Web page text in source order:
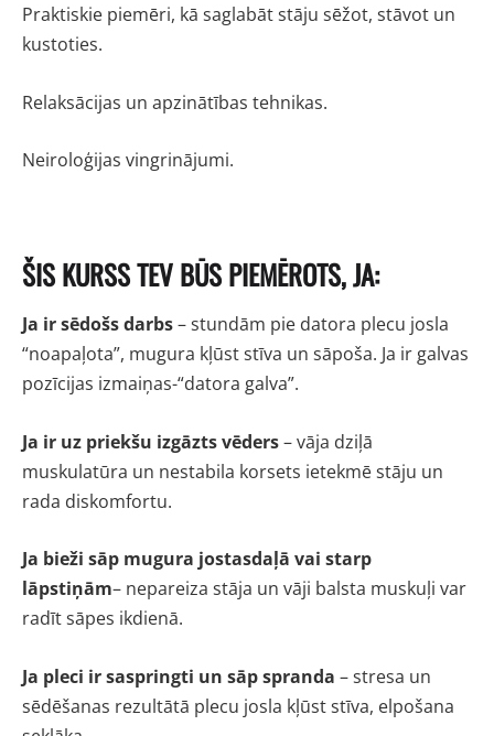
Praktiskie piemēri, kā saglabāt stāju sēžot, stāvot un
kustoties.
Relaksācijas un apzinātības tehnikas.
Neiroloģijas vingrinājumi.
ŠIS KURSS TEV BŪS PIEMĒROTS, JA:
Ja ir sēdošs darbs– stundām pie datora plecu josla
“noapaļota”, mugura kļūst stīva un sāpoša. Ja ir galvas
pozīcijas izmaiņas-“datora galva”.
Ja ir uz priekšu izgāzts vēders– vāja dziļā
muskulatūra un nestabila korsets ietekmē stāju un
rada diskomfortu.
Ja bieži sāp mugura jostasdaļā vai starp
lāpstiņām– nepareiza stāja un vāji balsta muskuļi var
radīt sāpes ikdienā.
Ja pleci ir saspringti un sāp spranda – stresa un
sēdēšanas rezultātā plecu josla kļūst stīva, elpošana